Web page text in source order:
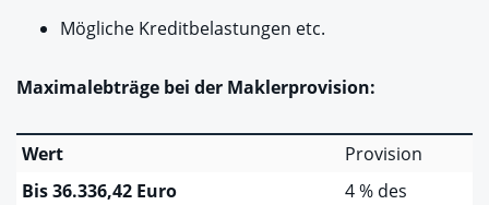
Mögliche Kreditbelastungen etc.
Maximalebträge bei der Maklerprovision:
Wert
Provision
Bis 36.336,42 Euro
4 % des